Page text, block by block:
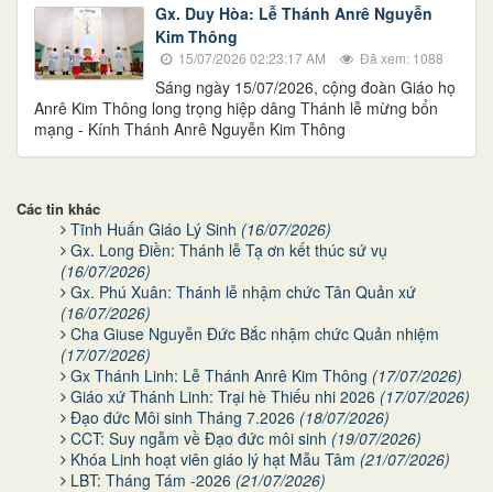
Gx. Duy Hòa: Lễ Thánh Anrê Nguyễn
Kim Thông
15/07/2026 02:23:17 AM Đã xem: 1088
Sáng ngày 15/07/2026, cộng đoàn Giáo họ
Anrê Kim Thông long trọng hiệp dâng Thánh lễ mừng bổn
mạng - Kính Thánh Anrê Nguyễn Kim Thông
Các tin khác
Tĩnh Huấn Giáo Lý Sinh (16/07/2026)
Gx. Long Điền: Thánh lễ Tạ ơn kết thúc sứ vụ
(16/07/2026)
Gx. Phú Xuân: Thánh lễ nhậm chức Tân Quản xứ
(16/07/2026)
Cha Giuse Nguyễn Đức Bắc nhậm chức Quản nhiệm
(17/07/2026)
Gx Thánh Linh: Lễ Thánh Anrê Kim Thông (17/07/2026)
Giáo xứ Thánh Linh: Trại hè Thiếu nhi 2026 (17/07/2026)
Đạo đức Môi sinh Tháng 7.2026 (18/07/2026)
CCT: Suy ngẫm về Đạo đức môi sinh (19/07/2026)
Khóa Linh hoạt viên giáo lý hạt Mẫu Tâm (21/07/2026)
LBT: Tháng Tám -2026 (21/07/2026)